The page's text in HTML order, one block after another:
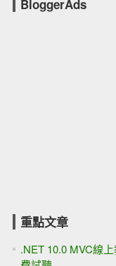
BloggerAds
重點文章
.NET 10.0 MVC線